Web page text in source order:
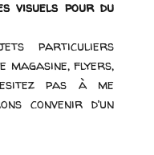
visuels pour du
particuliers
flyers,
pas à me
convenir d’un